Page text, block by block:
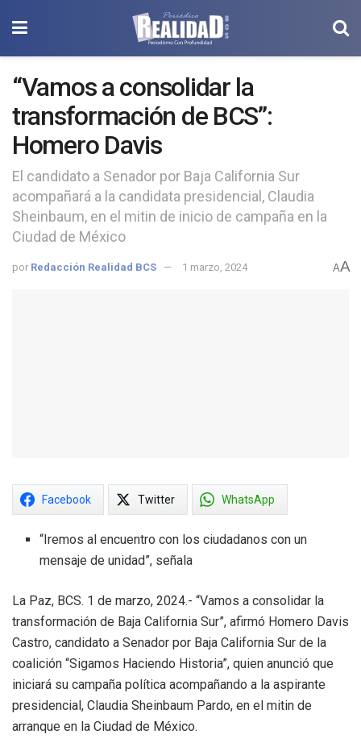
“Vamos a consolidar la
transformación de BCS”:
Homero Davis
El candidato a Senador por Baja California Sur
acompañará a la candidata presidencial, Claudia
Sheinbaum, en el mitin de inicio de campaña en la
Ciudad de México
por Redacción Realidad BCS 1 marzo, 2024 AA
Facebook Twitter WhatsApp
“Iremos al encuentro con los ciudadanos con un
mensaje de unidad”, señala
La Paz, BCS. 1 de marzo, 2024.- “Vamos a consolidar la
transformación de Baja California Sur”, afirmó Homero Davis
Castro, candidato a Senador por Baja California Sur de la
coalición “Sigamos Haciendo Historia”, quien anunció que
iniciará su campaña política acompañando a la aspirante
presidencial, Claudia Sheinbaum Pardo, en el mitin de
arranque en la Ciudad de México.